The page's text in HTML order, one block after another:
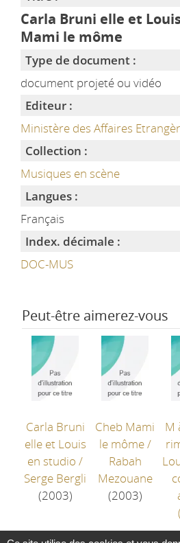
Carla Bruni elle et
Mami le môme
Type de document :
document projeté ou vidéo
Editeur :
Ministère des Affaires
Collection :
Musiques en scène
Langues :
Français
Index. décimale :
DOC-MUS
Peut-être aimerez-vous
Carla Bruni
elle et Louis
en studio /
Serge Bergli
(2003)
Cheb Mami
le môme/
Rabah
Mezouane
(2003)
M